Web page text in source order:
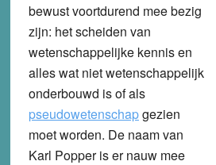
bewust voortdurend mee bezig
zijn: het scheiden van
wetenschappelijke kennis en
alles wat niet wetenschappelijk
onderbouwd is of als
pseudowetenschapgezien
moet worden. De naam van
Karl Popper is er nauw mee